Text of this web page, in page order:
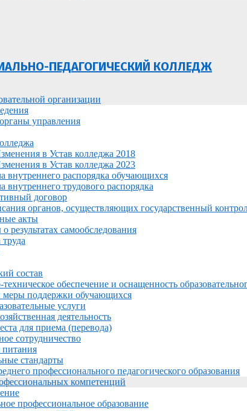
ПЕДАГОГИЧЕСКИЙ КОЛЛЕДЖ
организации
управления
в Устав колледжа 2018
в Устав колледжа 2023
внутреннего распорядка обучающихся
внутреннего трудового распорядка
договор
органов, осуществляющих государственный
акты
результатах самообследования
состав
обеспечение и оснащенность
поддержки обучающихся
услуги
деятельность
для приема (перевода)
сотрудничество
питания
стандарты
профессионального педагогического образования
компетенций
профессиональное образование